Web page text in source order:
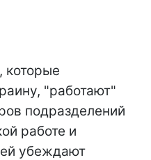
"работают"
подразделений
работе и
убеждают